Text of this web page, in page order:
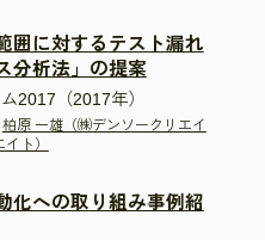
囲に対するテスト漏れ
分析法」の提案
2017（2017年）
柏原 一雄（㈱デンソークリエイ
ト）
化への取り組み事例紹